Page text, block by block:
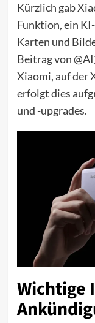
Kürzlich gab
Funktion, ein
Karten und
Beitrag von
Xiaomi, auf der
erfolgt dies
und -upgrades.
Wichtige